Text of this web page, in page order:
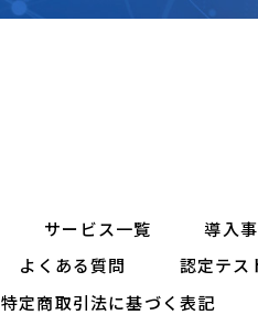
サービス一覧 導入
よくある質問
認定テス
特定商取引法に基づく表記